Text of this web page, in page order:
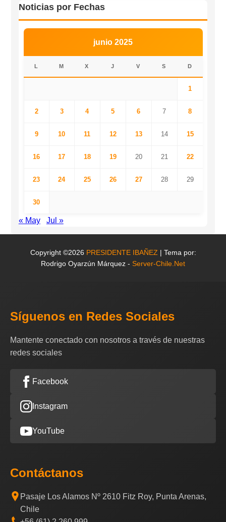
Noticias por Fechas
junio 2025
L M X J V S D
1
2 3 4 5 6 7 8
9 10 11 12 13 14 15
16 17 18 19 20 21 22
23 24 25 26 27 28 29
30
« May Jul »
Copyright ©2026 PRESIDENTE IBAÑEZ | Tema por:
Rodrigo Oyarzún Márquez - Server-Chile.Net
Síguenos en Redes Sociales
Mantente conectado con nosotros a través de nuestras
redes sociales
Facebook
Instagram
YouTube
Contáctanos
Pasaje Los Alamos Nº 2610 Fitz Roy, Punta Arenas,
Chile